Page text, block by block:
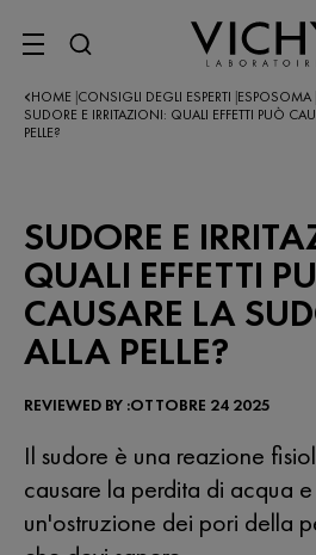
SITE MENU
HOME CONSIGLI DEGLI ESPERTI ESPOSOMA
SUDORE E IRRITAZIONI: QUALI EFFETTI PUÒ
PELLE?
SUDORE E
QUALI EFFETTI
CAUSARE LA
ALLA PELLE?
Il sudore è una reazione
causare la perdita di acqua
un'ostruzione dei pori della
REVIEWED BY :OTTOBRE 24 2025